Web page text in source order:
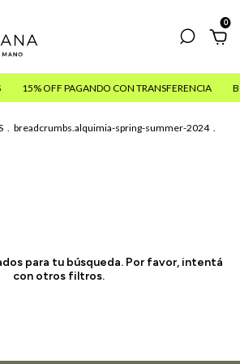
0
15% OFF PAGANDO CON TRANSFERENCIA
. breadcrumbs.alquimia-spring-summer-2024 .
para tu búsqueda. Por favor, intentá
con otros filtros.